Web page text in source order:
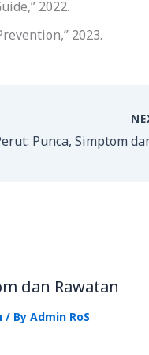
2022.
2023.
dan Rawatan
/ ByAdmin RoS